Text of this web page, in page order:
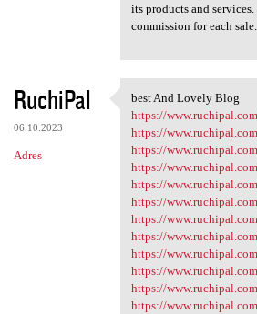
its products and
commission for each sale.
RuchiPal
06.10.2023
Adres
best And Lovely
best And Lovely Blog
https://
https://
https://
https://
https://
https://
https://
https://
https://
https://
https://
https://